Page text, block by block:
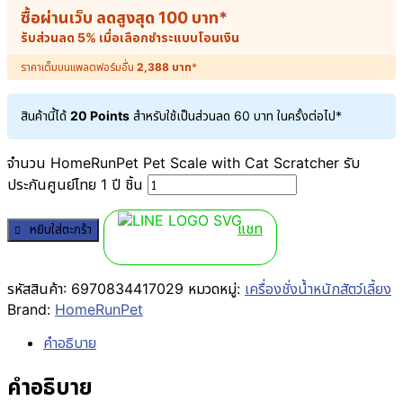
ซื้อผ่านเว็บ ลดสูงสุด 100 บาท*
รับส่วนลด 5% เมื่อเลือกชำระแบบโอนเงิน
ราคาเต็มบนแพลตฟอร์มอื่น 2,388 บาท*
สินค้านี้ได้ 20 Points สำหรับใช้เป็นส่วนลด 60 บาท ในครั้งต่อไป*
จำนวน HomeRunPet Pet Scale with Cat Scratcher รับ
ประกันศูนย์ไทย 1 ปี ชิ้น
หยิบใส่ตะกร้า แชท
รหัสสินค้า: 6970834417029 หมวดหมู่: เครื่องชั่งน้ำหนักสัตว์เลี้ยง
Brand: HomeRunPet
คำอธิบาย
คำอธิบาย